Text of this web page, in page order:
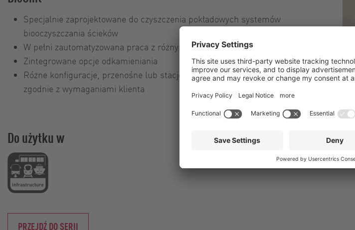
Specjalnie zaprojektowane do czyszczenia pokładowych systemów
biooczyszczania ścieków
W pełni zautomatyzowana praca z różnymi programami serwisowymi
Zintegrowane opcje odkamieniania
Różne konfiguracje, przenośne lub stacjonarne mogą zostać zrealizowane
zgodnie z wymaganiami klienta
Do użytku w
PRZEJDŹ DO SERII